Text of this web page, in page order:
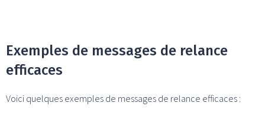
Exemples de messages de relance
efficaces
Voici quelques exemples de messages de relance efficaces :